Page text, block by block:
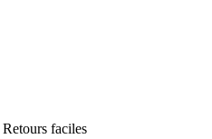
Retours faciles